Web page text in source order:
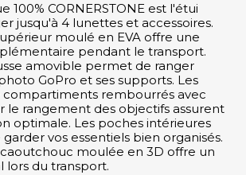
100% CORNERSTONE est l'étui
jusqu'à 4 lunettes et accessoires.
moulé en EVA offre une
pendant le transport.
amovible permet de ranger
GoPro et ses supports. Les
compartiments rembourrés avec
le rangement des objectifs assurent
optimale. Les poches intérieures
vos essentiels bien organisés.
moulée en 3D offre un
du transport.